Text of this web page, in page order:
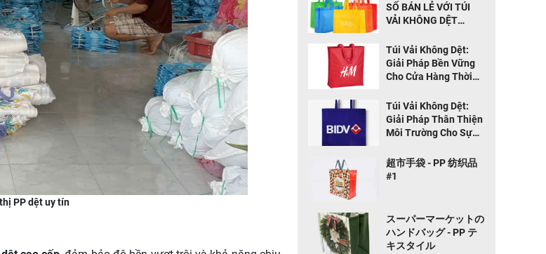
PP dệt uy tín
SỐ BÁN LẺ VỚI TÚI
VẢI KHÔNG DỆT
TRƯỜNG
Túi Vải Không Dệt:
Giải Pháp Bền Vững
Cho Cửa Hàng Thời
Túi Vải Không Dệt:
Giải Pháp Thân Thiện
Môi Trường Cho Sự
超市手袋 - PP 纺织品
#1
スーパーマーケットの
ハンドバッグ - PP テ
キスタイル